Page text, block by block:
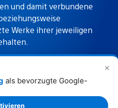
✕
als bevorzugte Google-
und damit verbundene
Werke ihrer jeweiligen